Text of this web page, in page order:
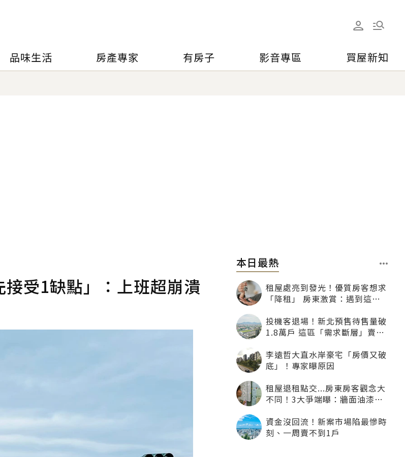
品味生活 房產專家 有房子 影音專區 買屋新知
受1缺點」：上班超崩潰
本日最熱
租屋處亮到發光！優質房客想求
「降租」 房東激賞：遇到這種
投機客退場！新北預售待售量破
1.8萬戶 這區「需求斷層」賣壓
李遠哲大直水岸豪宅「房價又破
底」！專家曝原因
租屋退租點交...房東房客觀念大
不同！3大爭端曝：牆面油漆、
資金沒回流！新案市場陷最慘時
刻、一周賣不到1戶